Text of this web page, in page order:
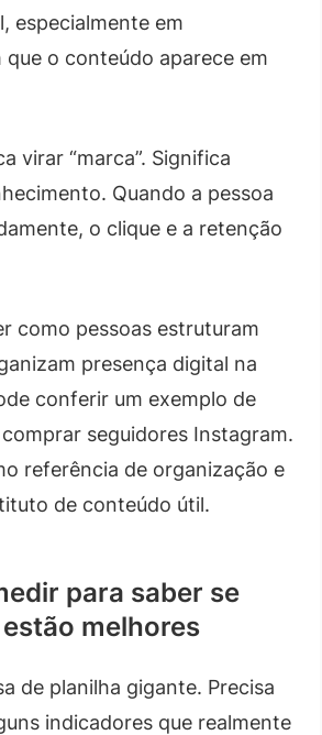
especialmente em
o conteúdo aparece em
virar “marca”. Significa
Quando a pessoa
o clique e a retenção
como pessoas estruturam
presença digital na
conferir um exemplo de
seguidores Instagram.
referência de organização e
de conteúdo útil.
para saber se
melhores
de planilha gigante. Precisa
indicadores que realmente